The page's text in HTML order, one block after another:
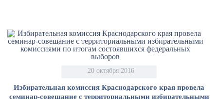
20 октября 2016
Избирательная комиссия Краснодарского края провела
семинар-совещание с территориальными избирательными